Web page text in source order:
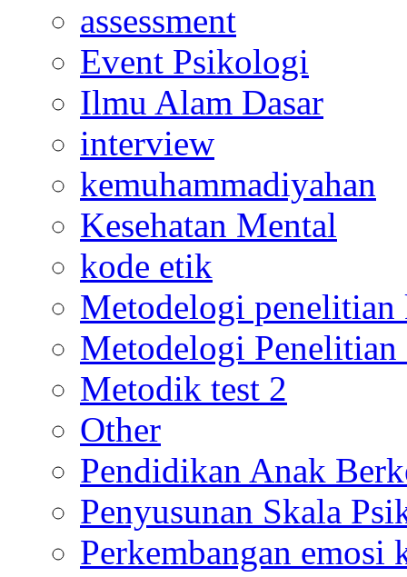
assessment
Event Psikologi
Ilmu Alam Dasar
interview
kemuhammadiyahan
Kesehatan Mental
kode etik
Metodelogi
Metodelogi
Metodik test 2
Other
Pendidikan Anak
Penyusunan Skala
Perkembangan emosi